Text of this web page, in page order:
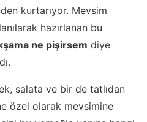
kurtarıyor. Mevsim
hazırlanan bu
ne pişirsem diye
salata ve bir de tatlıdan
özel olarak mevsimine